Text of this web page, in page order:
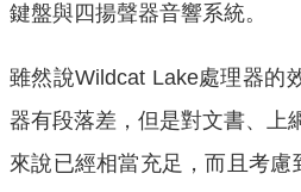
鍵盤與四揚聲器音響系統。
雖然說Wildcat Lake處理器的
器有段落差，但是對文書、上
來說已經相當充足，而且考